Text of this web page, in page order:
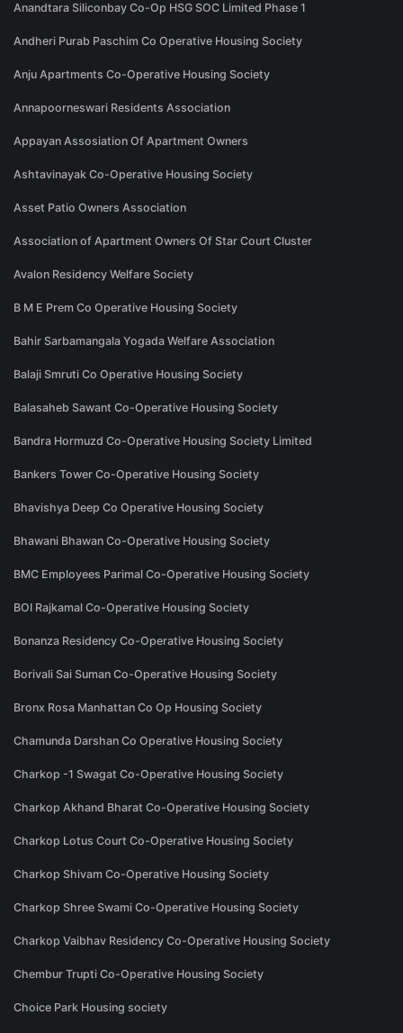
Anandtara Siliconbay Co-Op HSG SOC Limited Phase 1
Andheri Purab Paschim Co Operative Housing Society
Anju Apartments Co-Operative Housing Society
Annapoorneswari Residents Association
Appayan Assosiation Of Apartment Owners
Ashtavinayak Co-Operative Housing Society
Asset Patio Owners Association
Association of Apartment Owners Of Star Court Cluster
Avalon Residency Welfare Society
B M E Prem Co Operative Housing Society
Bahir Sarbamangala Yogada Welfare Association
Balaji Smruti Co Operative Housing Society
Balasaheb Sawant Co-Operative Housing Society
Bandra Hormuzd Co-Operative Housing Society Limited
Bankers Tower Co-Operative Housing Society
Bhavishya Deep Co Operative Housing Society
Bhawani Bhawan Co-Operative Housing Society
BMC Employees Parimal Co-Operative Housing Society
BOI Rajkamal Co-Operative Housing Society
Bonanza Residency Co-Operative Housing Society
Borivali Sai Suman Co-Operative Housing Society
Bronx Rosa Manhattan Co Op Housing Society
Chamunda Darshan Co Operative Housing Society
Charkop -1 Swagat Co-Operative Housing Society
Charkop Akhand Bharat Co-Operative Housing Society
Charkop Lotus Court Co-Operative Housing Society
Charkop Shivam Co-Operative Housing Society
Charkop Shree Swami Co-Operative Housing Society
Charkop Vaibhav Residency Co-Operative Housing Society
Chembur Trupti Co-Operative Housing Society
Choice Park Housing society